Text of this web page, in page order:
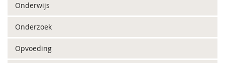
Onderwijs
Onderzoek
Opvoeding